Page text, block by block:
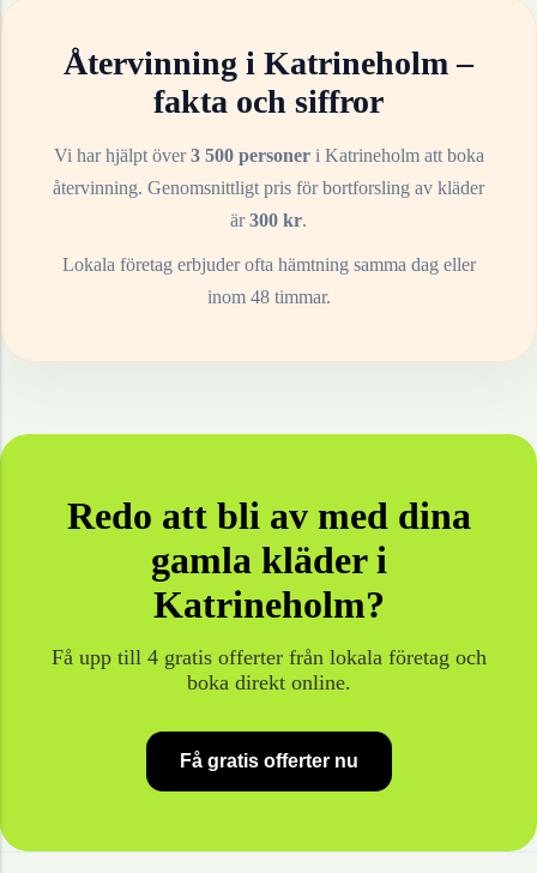
Återvinning i Katrineholm–
fakta och siffror
Vi har hjälpt över3 500 personeri Katrineholmatt boka
återvinning. Genomsnittligt pris för bortforsling av kläder
är300 kr.
Lokala företag erbjuder ofta hämtning samma dag eller
inom 48 timmar.
Redo att bli av med dina
gamla kläderi
Katrineholm?
Få upp till 4 gratis offerter från lokala företag och
boka direkt online.
Få gratis offerter nu